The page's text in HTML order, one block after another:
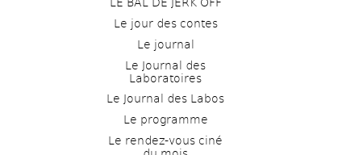
Le jour des contes
Le journal
Le Journal des
Laboratoires
Le Journal des Labos
Le programme
Le rendez-vous ciné